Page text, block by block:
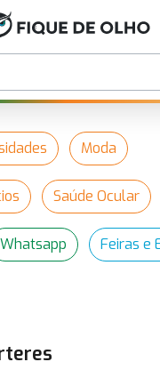
Moda
Saúde Ocular
Whatsapp Feiras e